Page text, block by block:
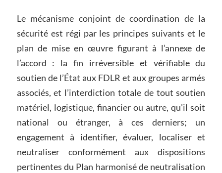
Le mécanisme conjoint de coordination de la
sécurité est régi par les principes suivants et le
plan de mise en œuvre figurant à l’annexe de
l’accord : la fin irréversible et vérifiable du
soutien de l’État aux FDLR et aux groupes armés
associés, et l’interdiction totale de tout soutien
matériel, logistique, financier ou autre, qu’il soit
national ou étranger, à ces derniers; un
engagement à identifier, évaluer, localiser et
neutraliser conformément aux dispositions
pertinentes du Plan harmonisé de neutralisation